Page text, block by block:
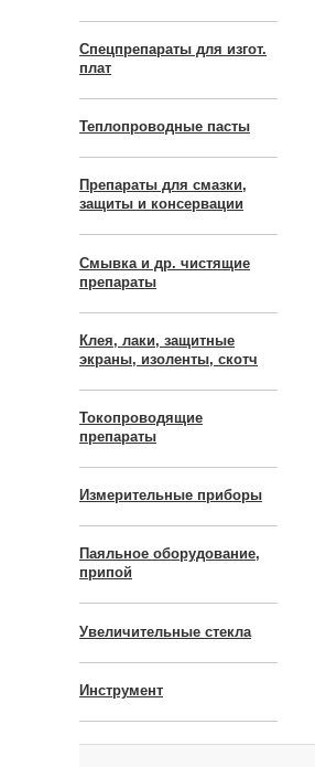
Спецпрепараты для изгот.
плат
Теплопроводные пасты
Препараты для смазки,
защиты и консервации
Смывка и др. чистящие
препараты
Клея, лаки, защитные
экраны, изоленты, скотч
Токопроводящие
препараты
Измерительные приборы
Паяльное оборудование,
припой
Увеличительные стекла
Инструмент